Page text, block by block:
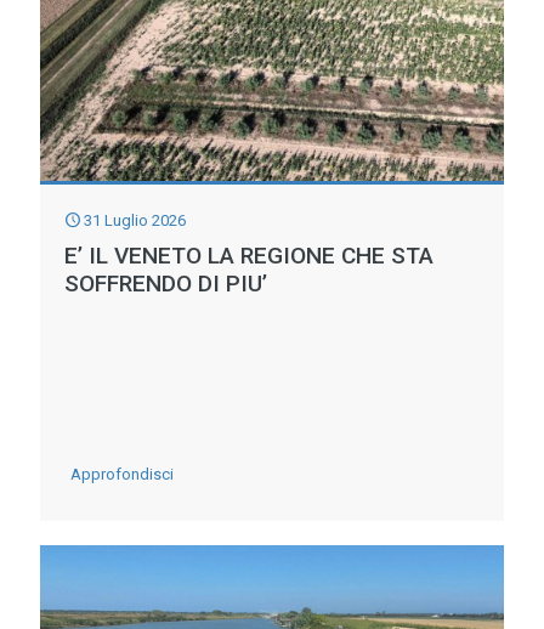
31 Luglio 2026
E’ IL VENETO LA REGIONE CHE STA
SOFFRENDO DI PIU’
Approfondisci-
IL
LA